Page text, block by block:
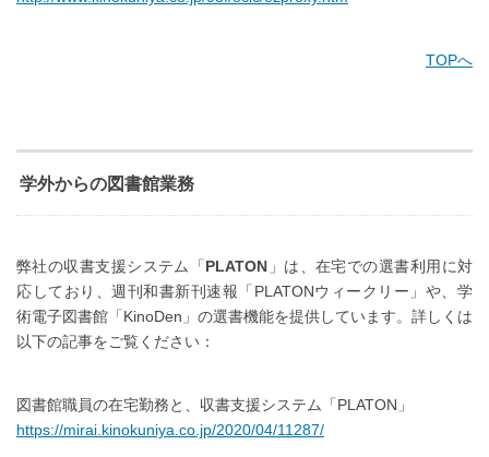
TOPへ
学外からの図書館業務
弊社の収書支援システム「PLATON 」は、在宅での選書利用に対
応しており、週刊和書新刊速報「PLATONウィークリー」や、学
術電子図書館「KinoDen」の選書機能を提供しています。詳しくは
以下の記事をご覧ください：
図書館職員の在宅勤務と、収書支援システム「PLATON」
https://mirai.kinokuniya.co.jp/2020/04/11287/